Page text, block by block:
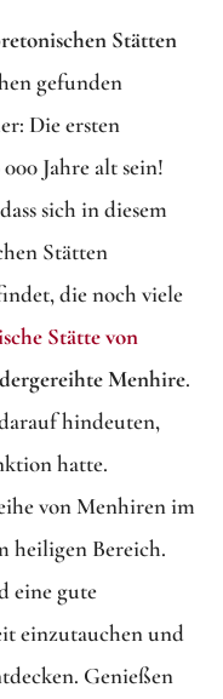
Stätten
gefunden
Die ersten
Jahre alt sein!
sich in diesem
Stätten
die noch viele
Stätte von
Menhire.
hindeuten,
hatte.
von Menhiren im
heiligen Bereich.
eine gute
einzutauchen und
Genießen